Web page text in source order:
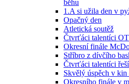
běhu
1.A si užila den v
Opačný den
Atletická soutěž
Čtvrťáci talentíci
Okresní finále
Stříbro z dívčího
Čtvrťáci talentíci
Skvělý úspěch v kin
Okresního finále v